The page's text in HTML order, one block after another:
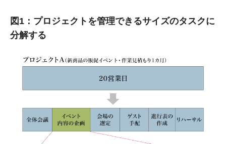
図1：プロジェクトを管理できるサイズのタスクに
分解する